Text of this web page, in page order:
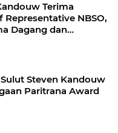
Terima
Representative NBSO,
Dagang dan
Steven Kandouw
Paritrana Award